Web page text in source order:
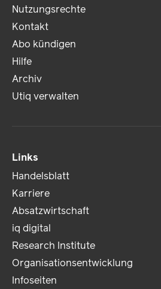
Nutzungsrechte
Kontakt
Abo kündigen
Hilfe
Archiv
Utiq verwalten
Links
Handelsblatt
Karriere
Absatzwirtschaft
iq digital
Research Institute
Organisationsentwicklung
Infoseiten